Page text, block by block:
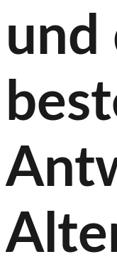
und